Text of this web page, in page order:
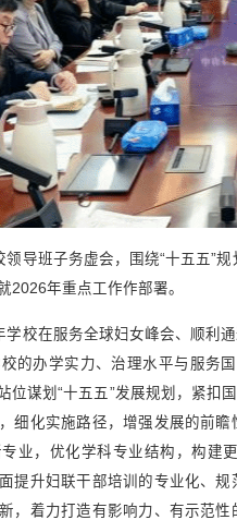
领导班子务虚会，围绕“十五五”
2026年重点工作作部署。
学校在服务全球妇女峰会、顺利
的办学实力、治理水平与服务
位谋划“十五五”发展规划，紧
细化实施路径，增强发展的前
业，优化学科专业结构，构建
提升妇联干部培训的专业化、
，着力打造有影响力、有示范